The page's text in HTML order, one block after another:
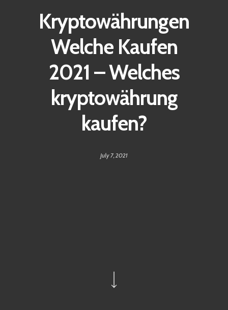
Kryptowährungen
Welche Kaufen
2021 – Welches
kryptowährung
kaufen?
July 7, 2021